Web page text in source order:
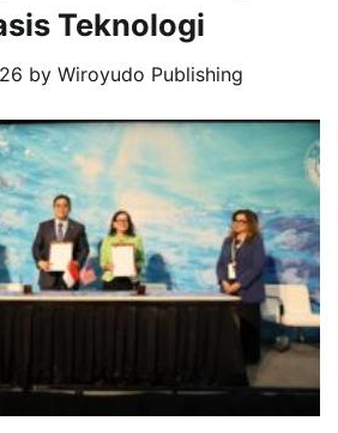
Teknologi
by Wiroyudo Publishing